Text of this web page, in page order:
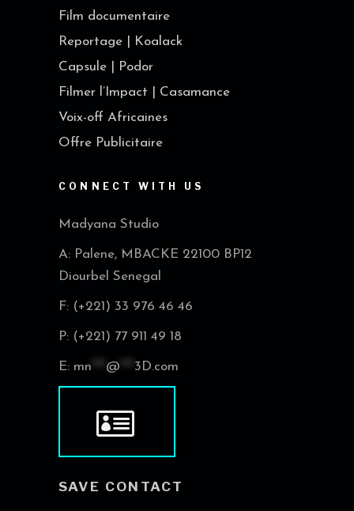
Film documentaire
Reportage | Koalack
Capsule | Podor
Filmer l’Impact | Casamance
Voix-off Africaines
Offre Publicitaire
CONNECT WITH US
Madyana Studio
A: Palene, MBACKE 22100 BP12
Diourbel Senegal
F: (+221) 33 976 46 46
P: (+221) 77 911 49 18
E: mn *** @ *** 3D.com
SAVE CONTACT